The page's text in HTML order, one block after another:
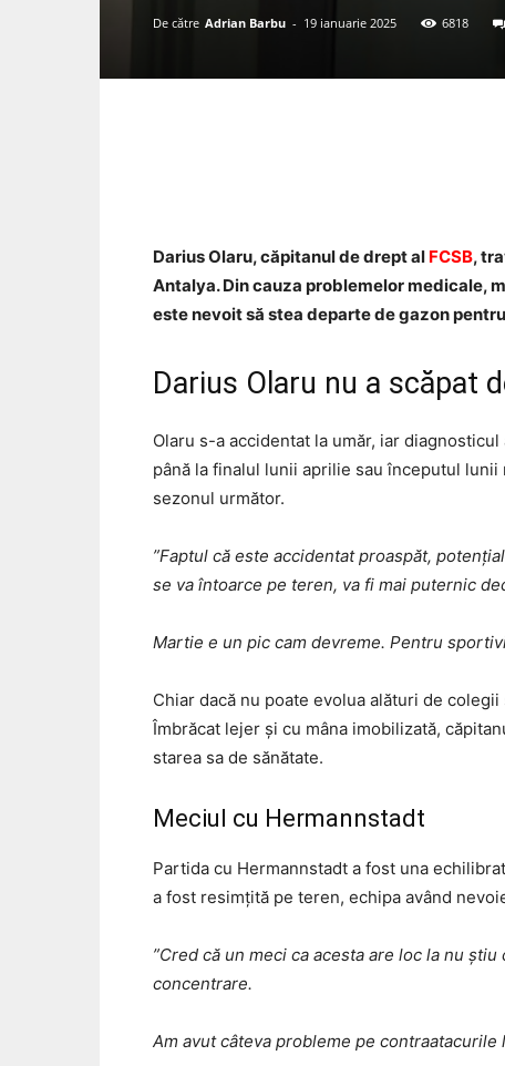
De către Adrian Barbu - 19 ianuarie 2025 6818
Darius Olaru, căpitanul de drept al FCSB,
Antalya. Din cauza problemelor medicale,
este nevoit să stea departe de gazon
Darius Olaru nu a scăpat
Olaru s-a accidentat la umăr, iar
până la finalul lunii aprilie sau începutul
sezonul următor.
”Faptul că este accidentat proaspăt,
se va întoarce pe teren, va fi mai puternic
Martie e un pic cam devreme. Pentru
Chiar dacă nu poate evolua alături de
Îmbrăcat lejer și cu mâna imobilizată,
starea sa de sănătate.
Meciul cu Hermannstadt
Partida cu Hermannstadt a fost una
a fost resimțită pe teren, echipa având
”Cred că un meci ca acesta are loc la nu
concentrare.
Am avut câteva probleme pe